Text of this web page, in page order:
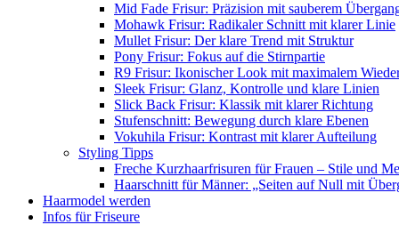
Mid Fade Frisur: Präzision mit sauberem
Mohawk Frisur: Radikaler Schnitt mit klarer Linie
Mullet Frisur: Der klare Trend mit Struktur
Pony Frisur: Fokus auf die Stirnpartie
R9 Frisur: Ikonischer Look mit maximalem
Sleek Frisur: Glanz, Kontrolle und klare Linien
Slick Back Frisur: Klassik mit klarer Richtung
Stufenschnitt: Bewegung durch klare Ebenen
Vokuhila Frisur: Kontrast mit klarer Aufteilung
Styling Tipps
Freche Kurzhaarfrisuren für Frauen – Stile und
Haarschnitt für Männer: „Seiten auf Null mit
Haarmodel werden
Infos für Friseure